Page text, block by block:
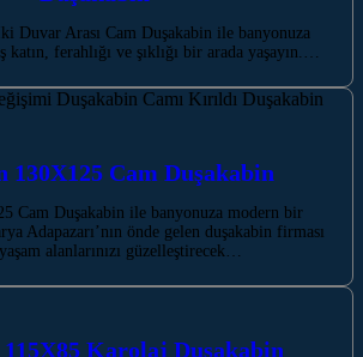
Duvar Arası Cam Duşakabin ile banyonuza
ferahlığı ve şıklığı bir arada yaşayın.…
130X125 Cam Duşakabin
Cam Duşakabin ile banyonuza modern bir
Adapazarı’nın önde gelen duşakabin firması
alanlarınızı güzelleştirecek…
Karolaj Duşakabin